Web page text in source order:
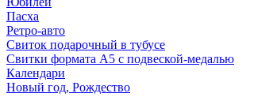
Пасха
Ретро-авто
Свиток подарочный в тубусе
Свитки формата А5 с подвеской-медалью
Календари
Новый год, Рождество